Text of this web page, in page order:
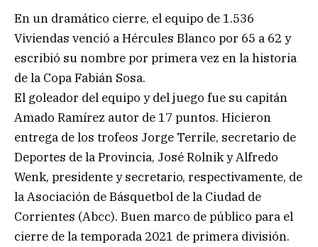
En un dramático cierre, el equipo de 1.536
Viviendas venció a Hércules Blanco por 65 a 62 y
escribió su nombre por primera vez en la historia
de la Copa Fabián Sosa.
El goleador del equipo y del juego fue su capitán
Amado Ramírez autor de 17 puntos. Hicieron
entrega de los trofeos Jorge Terrile, secretario de
Deportes de la Provincia, José Rolnik y Alfredo
Wenk, presidente y secretario, respectivamente, de
la Asociación de Básquetbol de la Ciudad de
Corrientes (Abcc). Buen marco de público para el
cierre de la temporada 2021 de primera división.